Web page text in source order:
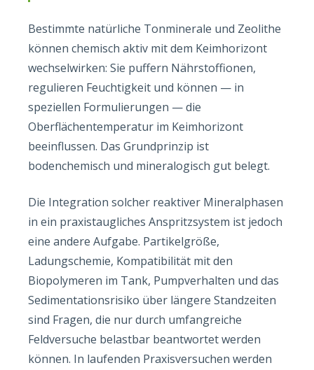
Bestimmte natürliche Tonminerale und Zeolithe
können chemisch aktiv mit dem Keimhorizont
wechselwirken: Sie puffern Nährstoffionen,
regulieren Feuchtigkeit und können — in
speziellen Formulierungen — die
Oberflächentemperatur im Keimhorizont
beeinflussen. Das Grundprinzip ist
bodenchemisch und mineralogisch gut belegt.
Die Integration solcher reaktiver Mineralphasen
in ein praxistaugliches Anspritzsystem ist jedoch
eine andere Aufgabe. Partikelgröße,
Ladungschemie, Kompatibilität mit den
Biopolymeren im Tank, Pumpverhalten und das
Sedimentationsrisiko über längere Standzeiten
sind Fragen, die nur durch umfangreiche
Feldversuche belastbar beantwortet werden
können. In laufenden Praxisversuchen werden